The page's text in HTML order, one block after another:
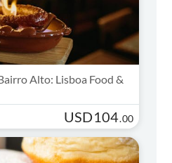
Alto: Lisboa Food &
USD104.00